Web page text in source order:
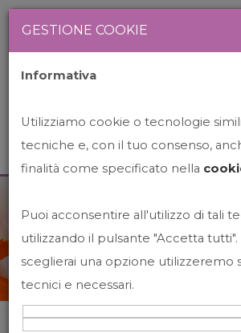
News&Events
Home News&events
GESTIONE COOKIE
Informativa
Utilizziamo cookie o tecnologie
tecniche e, con il tuo consenso,
finalità come specificato nella
Puoi acconsentire all'utilizzo di tali
utilizzando il pulsante "Accetta
sceglierai una opzione utilizzeremo
tecnici e necessari.